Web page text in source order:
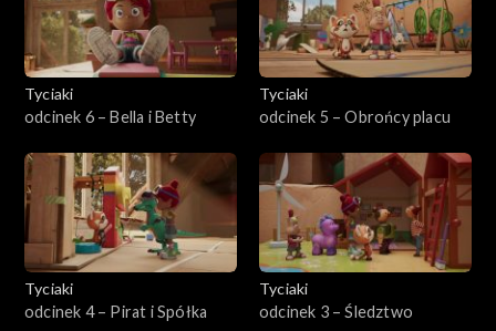
Tyciaki
odcinek 6 – Bella i Betty
Tyciaki
odcinek 5 – Obrońcy placu
Tyciaki
odcinek 4 – Pirat i Spółka
Tyciaki
odcinek 3 – Śledztwo